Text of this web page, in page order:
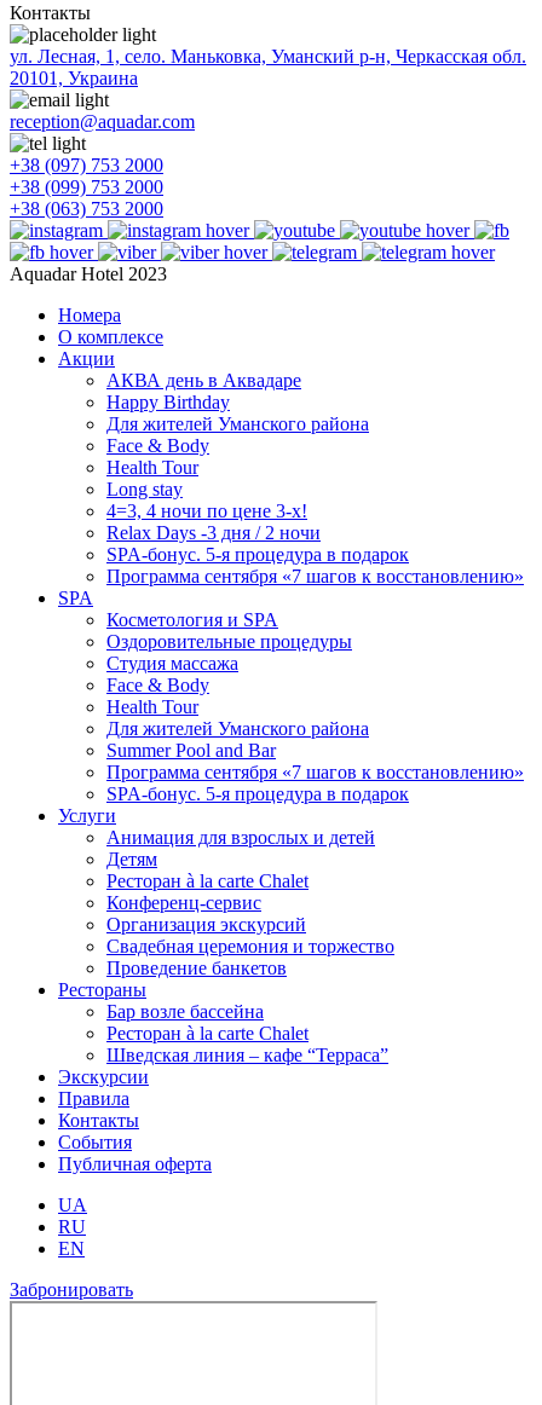
Контакты
ул. Лесная, 1, село. Маньковка, Уманский р-н, Черкасская обл.
20101, Украина
reception@aquadar.com
+38 (097) 753 2000
+38 (099) 753 2000
+38 (063) 753 2000
Aquadar Hotel 2023
Номера
О комплексе
Акции
АКВА день в Аквадаре
Happy Birthday
Для жителей Уманского района
Face & Body
Health Tour
Long stay
4=3, 4 ночи по цене 3-х!
Relax Days -3 дня / 2 ночи
SPA-бонус. 5-я процедура в подарок
Программа сентября «7 шагов к восстановлению»
SPA
Косметология и SPA
Оздоровительные процедуры
Студия массажа
Face & Body
Health Tour
Для жителей Уманского района
Summer Pool and Bar
Программа сентября «7 шагов к восстановлению»
SPA-бонус. 5-я процедура в подарок
Услуги
Анимация для взрослых и детей
Детям
Ресторан à la carte Chalet
Конференц-сервис
Организация экскурсий
Свадебная церемония и торжество
Проведение банкетов
Рестораны
Бар возле бассейна
Ресторан à la carte Chalet
Шведская линия – кафе “Терраса”
Экскурсии
Правила
Контакты
События
Публичная оферта
UA
RU
EN
Забронировать